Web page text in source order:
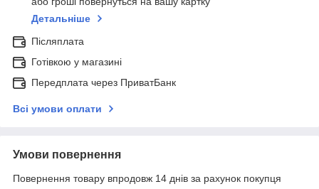
Детальніше
Післяплата
Готівкою у магазині
Передплата через ПриватБанк
Всі умови оплати
Умови повернення
Повернення товару впродовж 14 днів за рахунок покупця